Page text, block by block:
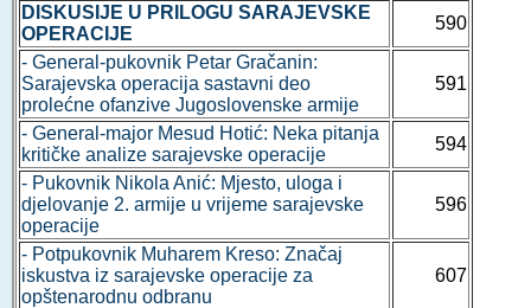
DISKUSIJE U PRILOGU SARAJEVSKE
OPERACIJE
590
- General-pukovnik Petar Gračanin:
Sarajevska operacija sastavni deo
prolećne ofanzive Jugoslovenske armije
591
- General-major Mesud Hotić: Neka pitanja
kritičke analize sarajevske operacije
594
- Pukovnik Nikola Anić: Mjesto, uloga i
djelovanje 2. armije u vrijeme sarajevske
operacije
596
- Potpukovnik Muharem Kreso: Značaj
iskustva iz sarajevske operacije za
opštenarodnu odbranu
607